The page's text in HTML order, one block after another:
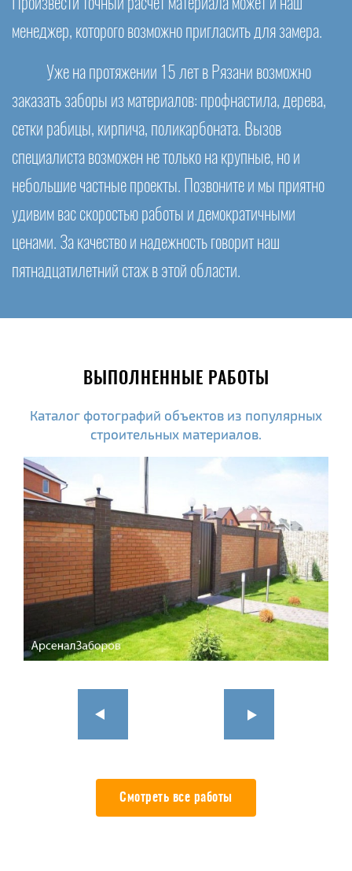
Произвести точный расчет материала может и наш
менеджер, которого возможно пригласить для замера.
Уже на протяжении 15 лет в Рязани возможно
заказать заборы из материалов: профнастила, дерева,
сетки рабицы, кирпича, поликарбоната. Вызов
специалиста возможен не только на крупные, но и
небольшие частные проекты. Позвоните и мы приятно
удивим вас скоростью работы и демократичными
ценами. За качество и надежность говорит наш
пятнадцатилетний стаж в этой области.
ВЫПОЛНЕННЫЕ РАБОТЫ
Каталог фотографий объектов из популярных
строительных материалов.
Смотреть все работы